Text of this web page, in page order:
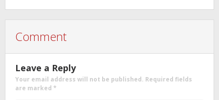
Comment
Leave a Reply
Your email address will not be published. Required fields
are marked *